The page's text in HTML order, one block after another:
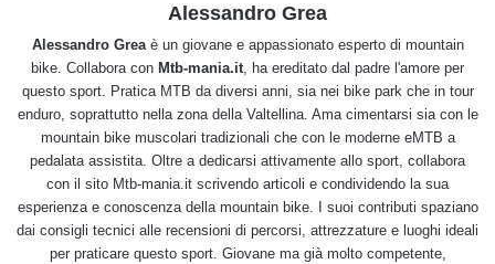
Alessandro Grea
Alessandro Greaè un giovane e appassionato esperto di mountain
bike. Collabora con Mtb-mania.it, ha ereditato dal padre l'amore per
questo sport. Pratica MTB da diversi anni, sia nei bike park che in tour
enduro, soprattutto nella zona della Valtellina. Ama cimentarsi sia con le
mountain bike muscolari tradizionali che con le moderne eMTB a
pedalata assistita. Oltre a dedicarsi attivamente allo sport, collabora
con il sito Mtb-mania.it scrivendo articoli e condividendo la sua
esperienza e conoscenza della mountain bike. I suoi contributi spaziano
dai consigli tecnici alle recensioni di percorsi, attrezzature e luoghi ideali
per praticare questo sport. Giovane ma già molto competente,